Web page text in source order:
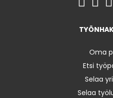
Oma
Etsi
Selaa
Selaa